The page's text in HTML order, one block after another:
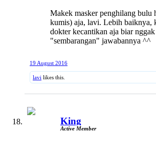
Makek masker penghilang bulu
kumis) aja, lavi. Lebih baiknya,
dokter kecantikan aja biar nggak
"sembarangan" jawabannya ^^
19 August 2016
lavi likes this.
King
Active Member